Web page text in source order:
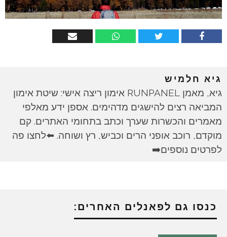
גיא חלמיש
גיא, מאמן RUNPANEL אימון ריצה אישי: שיטת אימון
המביאה רצים להישגים מדהימים. אספן ידע מאלפי
מאמרים והכשרות שערך וכתב בתחומי האתרים. קם
מוקדם, רוכב אופני הרים וכביש, רץ ושוחה. ⬅️לחצו פה
לפרטים נוספים➡️
כנסו גם לפאנלים האחרים: